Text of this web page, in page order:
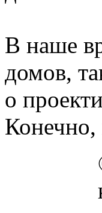
В наше
домов,
о
Конечно,